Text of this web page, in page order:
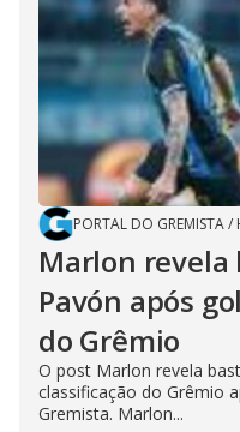
PORTAL DO GREMISTA/
Marlon revela
Pavón após
do Grêmio
O post Marlon revela
classificação do Grêmio
Gremista. Marlon...